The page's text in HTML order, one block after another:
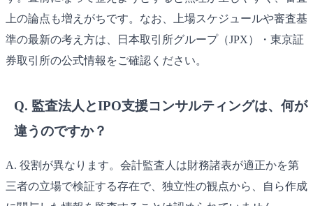
上の論点も増えがちです。なお、上場スケジュールや審査基
準の最新の考え方は、日本取引所グループ（JPX）・東京証
券取引所の公式情報をご確認ください。
Q. 監査法人とIPO支援コンサルティングは、何が
違うのですか？
A. 役割が異なります。会計監査人は財務諸表が適正かを第
三者の立場で検証する存在で、独立性の観点から、自ら作成